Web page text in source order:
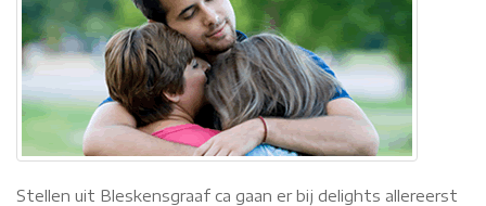
Stellen uit Bleskensgraaf ca gaan er bij delights allereerst